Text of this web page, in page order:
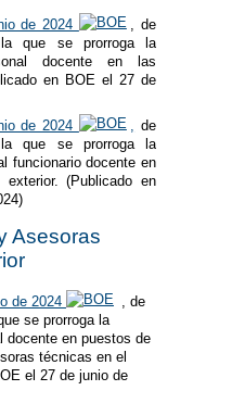
de 2024
, de
que se prorroga la
docente en las
en BOE el 27 de
de 2024
de
que se prorroga la
funcionario docente en
(Publicado en
Asesoras
de 2024
, de
se prorroga la
docente en puestos de
técnicas en el
el 27 de junio de